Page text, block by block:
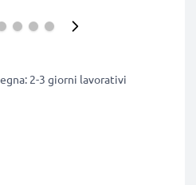
2-3 giorni lavorativi